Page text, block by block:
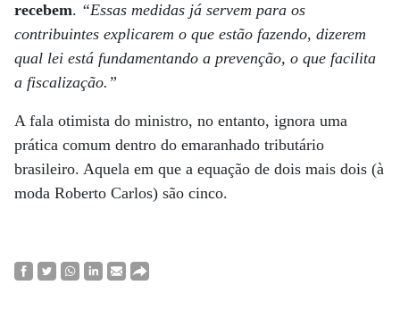
recebem. “Essas medidas já servem para os
contribuintes explicarem o que estão fazendo, dizerem
qual lei está fundamentando a prevenção, o que facilita
a fiscalização.”
A fala otimista do ministro, no entanto, ignora uma
prática comum dentro do emaranhado tributário
brasileiro. Aquela em que a equação de dois mais dois (à
moda Roberto Carlos) são cinco.